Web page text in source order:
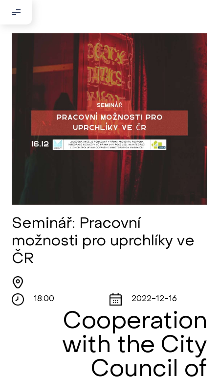
Добрый день!
Если вы хотите с нами связаться,
пожалуйста, контактируйте нас:
По адресу:
Kontaktní e-mail:
youthincluded@gmail.com
Или в соцсети Telegram:
@Interkulturnipracepraha14
Seminář: Pracovní
možnosti pro uprchlíky ve
ČR
18:00 2022-12-16
Cooperation
with the City
Council of